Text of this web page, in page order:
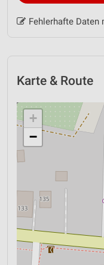
Fehlerhafte Daten
Karte & Route
+
−